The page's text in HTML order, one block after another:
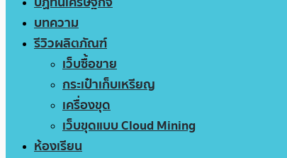
บทความ
รีวิวผลิตภัณฑ์
เว็บซื้อขาย
กระเป๋าเก็บเหรียญ
เครื่องขุด
เว็บขุดแบบ Cloud Mining
ห้องเรียน